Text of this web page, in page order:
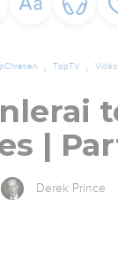
TopTV Vidéo
|
Derek Prince